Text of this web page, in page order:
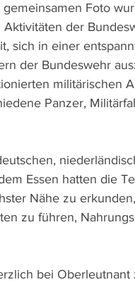
Foto
der
sich in einer
der Bundeswehr
militärischen
Panzer,
Essen hatten die
Nähe zu
zu führen,
bei Oberleutnant